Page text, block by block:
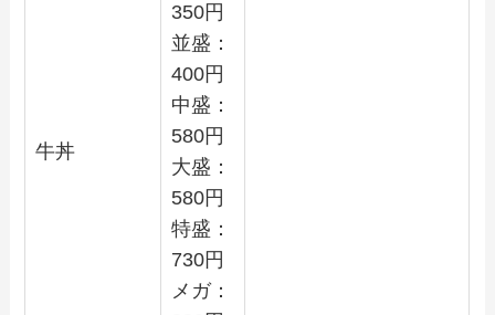
牛丼
350円
並盛：
400円
中盛：
580円
大盛：
580円
特盛：
730円
メガ：